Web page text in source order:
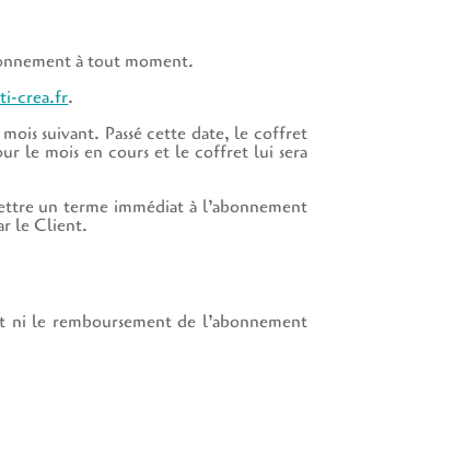
à tout moment.
crea.fr.
suivant. Passé cette date, le coffret
le mois en cours et le coffret lui sera
un terme immédiat à l’abonnement
le Client.
ni le remboursement de l’abonnement